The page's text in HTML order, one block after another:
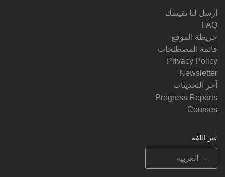
أرسل لنا تقييمك
FAQ
خريطة الموقع
قائمة المصطلحات
Privacy Policy
Newsletter
آخر التحديثات
Progress Reports
Courses
غير اللغة